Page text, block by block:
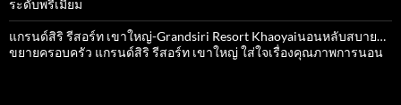
ระดับพรีเมียม
แกรนด์สิริ​ รีสอร์ท​ เขาใหญ่​-Grandsiri​ Resort​ Khaoyaiนอนหลับสบาย…
ขยายครอบครัว แกรนด์สิริ รีสอร์ท เขาใหญ่ ใส่ใจเรื่องคุณภาพการนอน